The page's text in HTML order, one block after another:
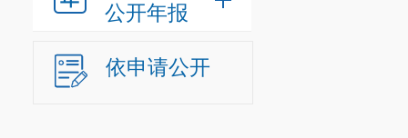
公开年报
依申请公开